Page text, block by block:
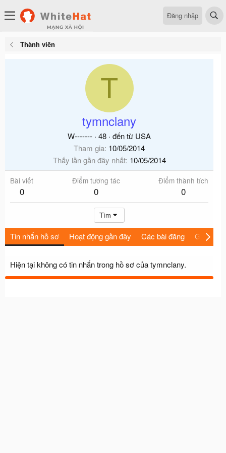
Đăng nhập
Thành viên
T
tymnclany
W------- · 48 · đến từ USA
Tham gia 10/05/2014
Thấy lần gần đây nhất 10/05/2014
Bài viết
0
Điểm tương tác
0
Điểm thành tích
0
Tìm
Tin nhắn hồ sơ Hoạt động gần đây Các bài đăng Giới thiệu
Hiện tại không có tin nhắn trong hồ sơ của tymnclany.